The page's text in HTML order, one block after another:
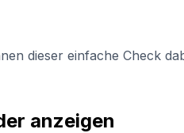
dieser einfache Check
anzeigen